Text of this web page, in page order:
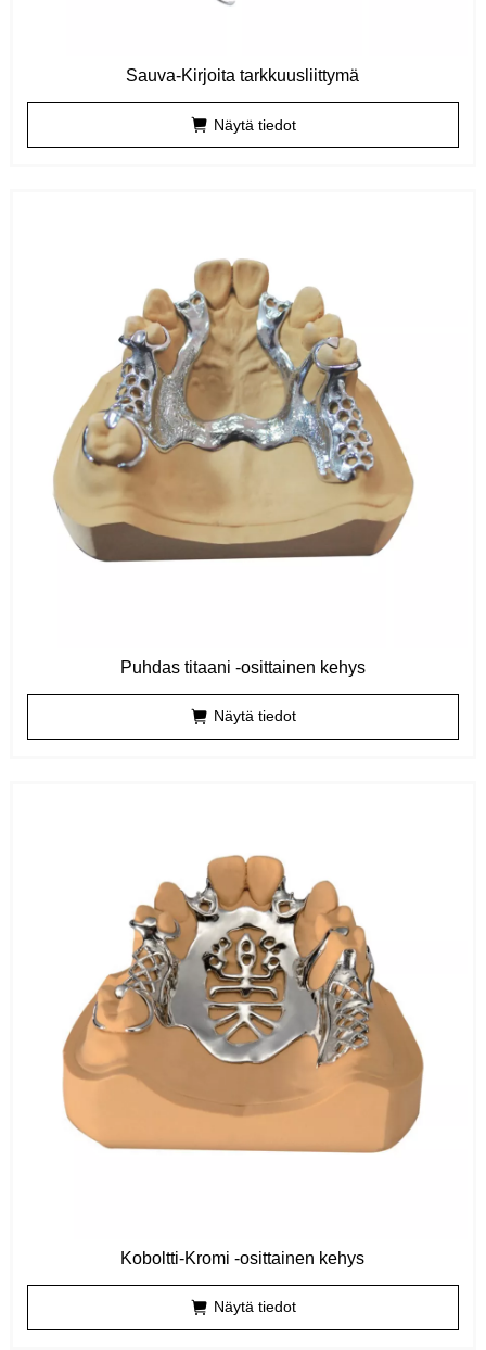
Sauva-Kirjoita tarkkuusliittymä
Näytä tiedot
Puhdas titaani -osittainen kehys
Näytä tiedot
Koboltti-Kromi -osittainen kehys
Näytä tiedot